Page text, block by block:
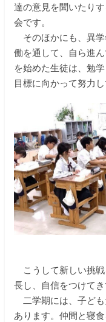
達の意見を聞いたり
会です。
そのほかにも、異学
働を通して、自ら進
を始めた生徒は、勉
目標に向かって努力し
こうして新しい挑戦
長し、自信をつけて
二学期には、子ども
あります。仲間と寝